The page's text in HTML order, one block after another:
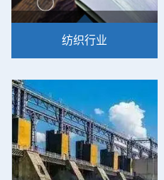
高科技的喷气织机需要绝对
赶紧、干燥且百分百无油的
压缩空气，AIRMUSEN凭借
业界领先的技术为全球的纺
织行业用户提供最纯洁的无
纺织行业